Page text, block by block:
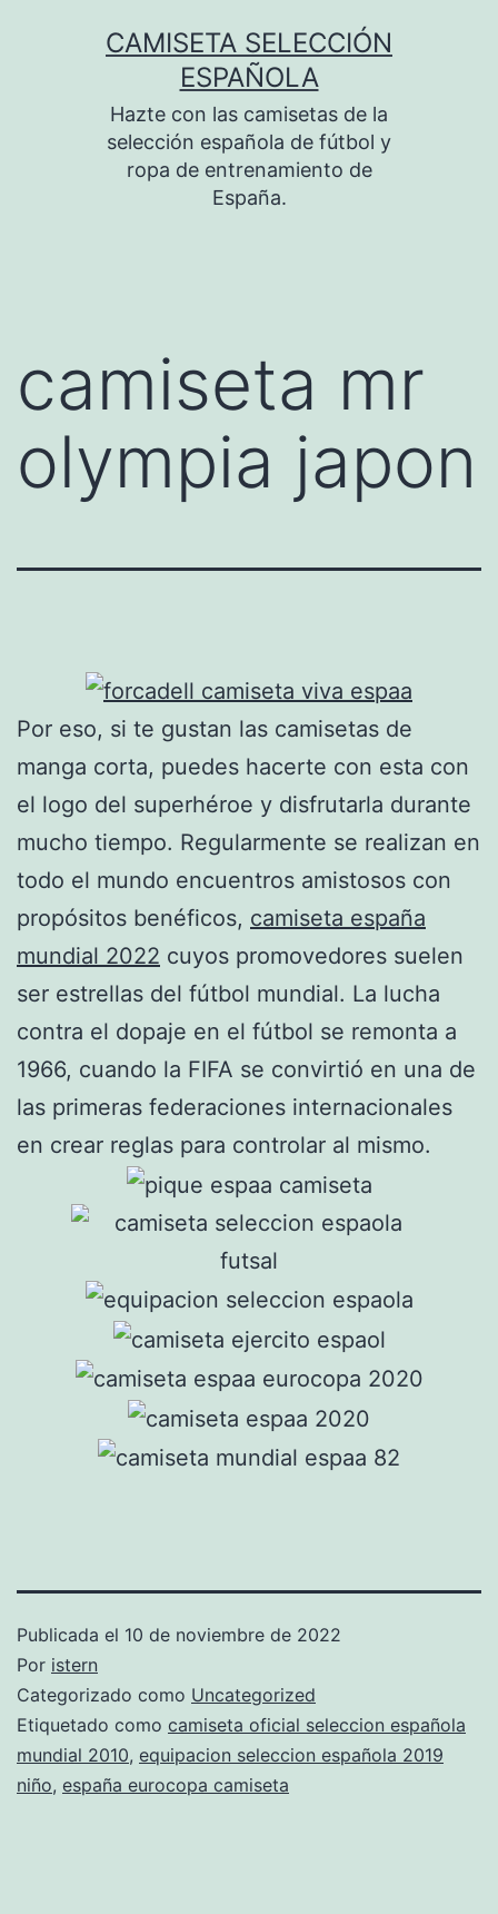
CAMISETA SELECCIÓN
ESPAÑOLA
Hazte con las camisetas de la
selección española de fútbol y
ropa de entrenamiento de
España.
camiseta mr
olympia japon
Por eso, si te gustan las camisetas de
manga corta, puedes hacerte con esta con
el logo del superhéroe y disfrutarla durante
mucho tiempo. Regularmente se realizan en
todo el mundo encuentros amistosos con
propósitos benéficos, camiseta españa
mundial 2022 cuyos promovedores suelen
ser estrellas del fútbol mundial. La lucha
contra el dopaje en el fútbol se remonta a
1966, cuando la FIFA se convirtió en una de
las primeras federaciones internacionales
en crear reglas para controlar al mismo.
Publicada el 10 de noviembre de 2022
Por istern
Categorizado como Uncategorized
Etiquetado como camiseta oficial seleccion española
mundial 2010, equipacion seleccion española 2019
niño, españa eurocopa camiseta